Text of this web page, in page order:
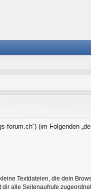
(im Folgenden
Textdateien, die dein
alle Seitenaufrufe